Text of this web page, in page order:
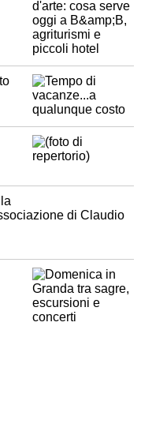
di Claudio